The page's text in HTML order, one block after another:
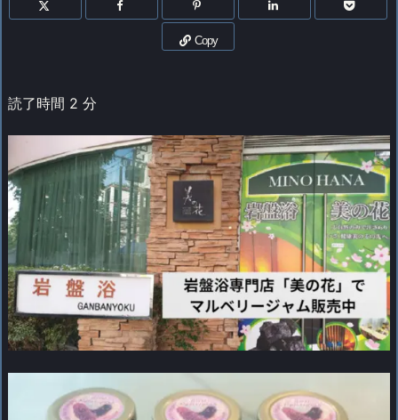
Copy
読了時間 2 分